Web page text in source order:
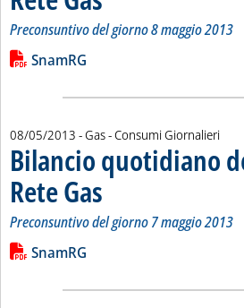
Preconsuntivo del giorno 8 maggio 2013
Leggi tutta la notizia: 'Bilancio
Lista allegati PDF alla notizia
SnamRG
08/05/2013 - Gas - Consumi Giornalieri
Bilancio quotidiano
Rete Gas . Sottotitolo: Preconsuntivo del
. Pubblicata mercoledì 08
Preconsuntivo del giorno 7 maggio 2013
Leggi tutta la notizia: 'Bilancio
Lista allegati PDF alla notizia
SnamRG